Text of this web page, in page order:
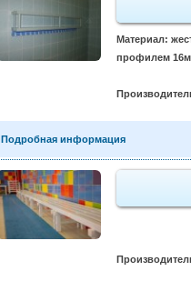
Материал:
профилем
Подробная информация